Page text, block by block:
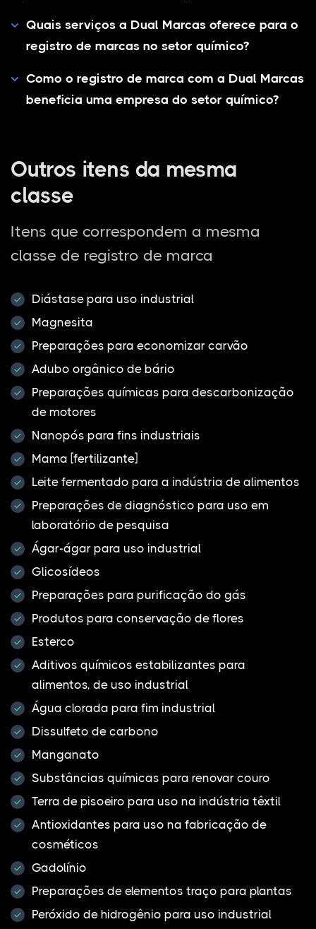
Quais serviços a Dual Marcas oferece para o
registro de marcas no setor químico?
Como o registro de marca com a Dual Marcas
beneficia uma empresa do setor químico?
Outros itens da mesma
classe
Itens que correspondem a mesma
classe de registro de marca
Diástase para uso industrial
Magnesita
Preparações para economizar carvão
Adubo orgânico de bário
Preparações químicas para descarbonização
de motores
Nanopós para fins industriais
Mama [fertilizante]
Leite fermentado para a indústria de alimentos
Preparações de diagnóstico para uso em
laboratório de pesquisa
Ágar-ágar para uso industrial
Glicosídeos
Preparações para purificação do gás
Produtos para conservação de flores
Esterco
Aditivos químicos estabilizantes para
alimentos, de uso industrial
Água clorada para fim industrial
Dissulfeto de carbono
Manganato
Substâncias químicas para renovar couro
Terra de pisoeiro para uso na indústria têxtil
Antioxidantes para uso na fabricação de
cosméticos
Gadolínio
Preparações de elementos traço para plantas
Peróxido de hidrogênio para uso industrial